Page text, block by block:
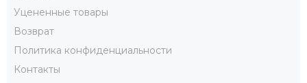
Уцененные товары
Возврат
Политика конфиденциальности
Контакты